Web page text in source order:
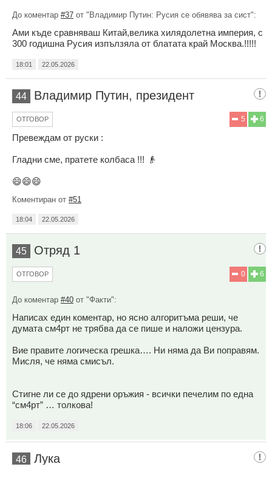
До коментар #37 от "Владимир Путин: Русия се обявява за сист":
Ами къде сравняваш Китай,велика хилядолетна империя, с
300 годишна Русия изпълзяла от блатата край Москва.!!!!!
18:01 22.05.2026
44 Владимир Путин, президент
6
5
ОТГОВОР
Превеждам от руски :
Гладни сме, пратете колбаса !!! 👴
😄😄😄
Коментиран от #51
18:04 22.05.2026
45 Отряд 1
6
0
ОТГОВОР
До коментар #40 от "Факти":
Написах един коментар, но ясно алгоритъма реши, че
думата см4рт не трябва да се пише и наложи цензура.
Вие правите логическа грешка…. Ни няма да Ви поправям.
Мисля, че няма смисъл.
Стигне ли се до ядрени оръжия - всички печелим по една
“см4рт” … толкова!
18:06 22.05.2026
46 Лука